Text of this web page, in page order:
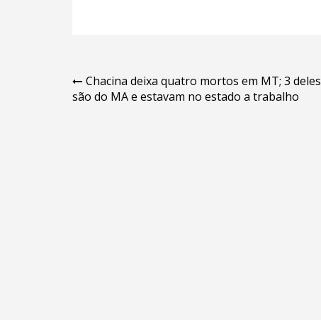
Navegação
de
Chacina deixa quatro mortos em MT; 3 deles
são do MA e estavam no estado a trabalho